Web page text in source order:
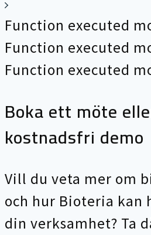
Function executed
Function executed
Function executed
Boka ett möte
kostnadsfri demo
Vill du veta mer om
och hur Bioteria kan
din verksamhet? Ta